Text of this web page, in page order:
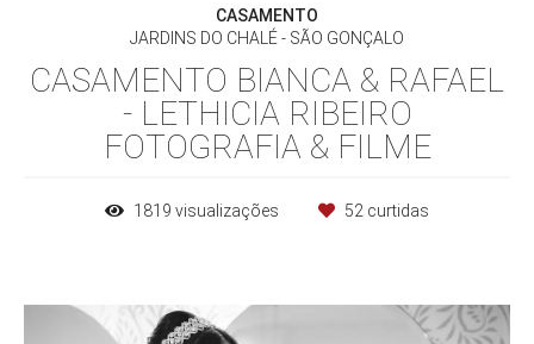
CASAMENTO
JARDINS DO CHALÉ - SÃO GONÇALO
CASAMENTO BIANCA & RAFAEL
- LETHICIA RIBEIRO
FOTOGRAFIA & FILME
1819 visualizações 52 curtidas